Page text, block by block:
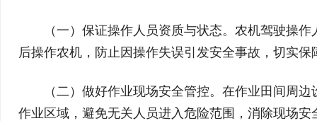
（一）保证操作人员资质与状态。农机驾驶操
后操作农机，防止因操作失误引发安全事故，切实
（二）做好作业现场安全管控。在作业田间周
作业区域，避免无关人员进入危险范围，消除现场安